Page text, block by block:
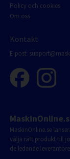
Policy och cookies
Om oss
Kontakt
E-post:
MaskinOnline.se
välja rätt produkt till
de ledande